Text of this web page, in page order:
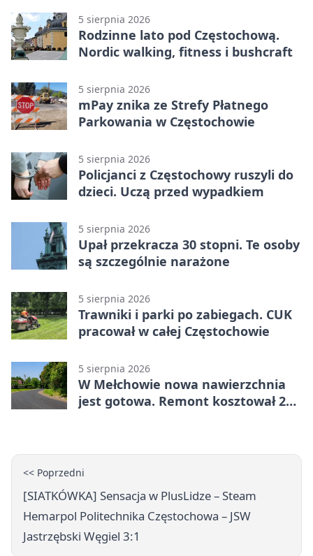
5 sierpnia 2026
Rodzinne lato pod Częstochową.
Nordic walking, fitness i bushcraft
5 sierpnia 2026
mPay znika ze Strefy Płatnego
Parkowania w Częstochowie
5 sierpnia 2026
Policjanci z Częstochowy ruszyli do
dzieci. Uczą przed wypadkiem
5 sierpnia 2026
Upał przekracza 30 stopni. Te osoby
są szczególnie narażone
5 sierpnia 2026
Trawniki i parki po zabiegach. CUK
pracował w całej Częstochowie
5 sierpnia 2026
W Mełchowie nowa nawierzchnia
jest gotowa. Remont kosztował 222
<< Poprzedni
[SIATKÓWKA] Sensacja w PlusLidze – Steam
Hemarpol Politechnika Częstochowa – JSW
Jastrzębski Węgiel 3:1